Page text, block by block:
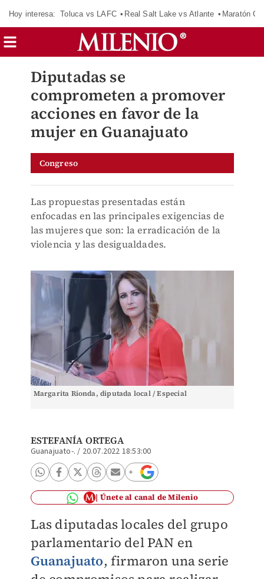
Hoy interesa: Toluca vs LAFC Real Salt Lake vs Atlante Maratón
Diputadas se
comprometen a promover
acciones en favor de la
mujer en Guanajuato
Congreso
Las propuestas presentadas están
enfocadas en las principales exigencias de
las mujeres que son: la erradicación de la
violencia y las desigualdades.
Margarita Rionda, diputada local / Especial
ESTEFANÍA ORTEGA
Guanajuato-. / 20.07.2022 18:53:00
Únete al canal de Milenio
Las diputadas locales del grupo
parlamentario del PAN en
Guanajuato, firmaron una serie